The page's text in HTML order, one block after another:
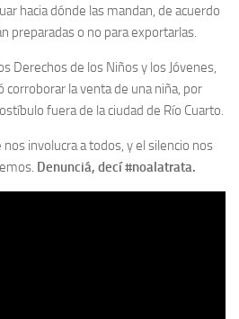
hacia dónde las mandan, de acuerdo
preparadas o no para exportarlas.
De­re­chos de los Ni­ños y los Jó­ve­nes,
corroborar la ven­ta de una ni­ña, por
fue­ra de la ciu­dad de Río Cuar­to.
involucra a todos, y el silencio nos
Denunciá, decí #noalatrata.